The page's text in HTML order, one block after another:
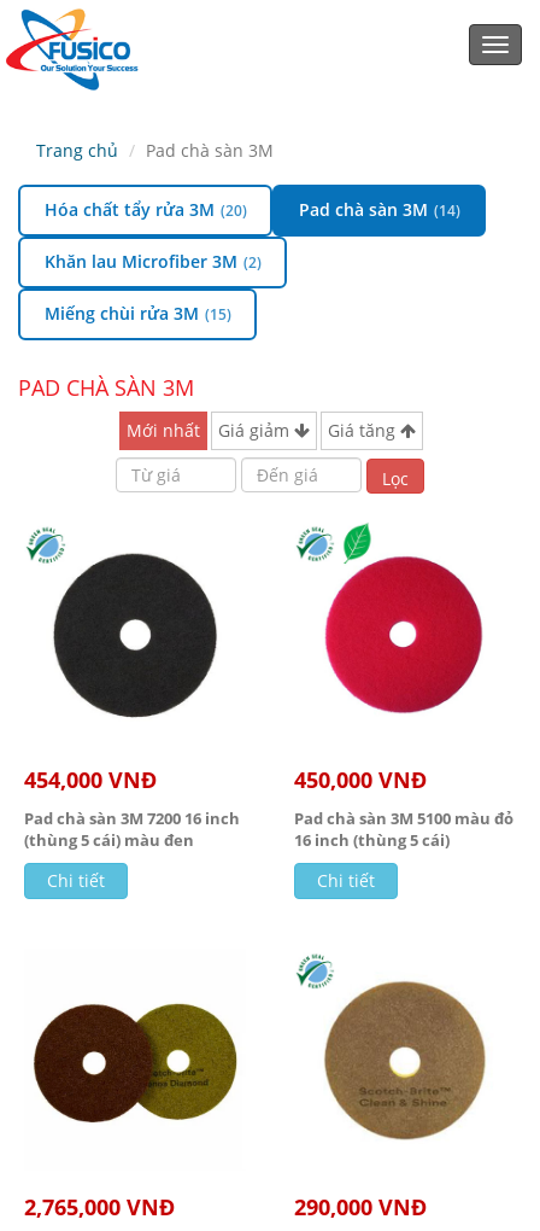
Trang chủ Pad chà sàn 3M
Hóa chất tẩy rửa 3M (20) Pad chà sàn 3M (14)
Khăn lau Microfiber 3M (2)
Miếng chùi rửa 3M (15)
PAD CHÀ SÀN 3M
Mới nhất Giá giảm Giá tăng
Lọc
454,000 VNĐ
Pad chà sàn 3M 7200 16 inch
(thùng 5 cái) màu đen
Chi tiết
450,000 VNĐ
Pad chà sàn 3M 5100 màu đỏ
16 inch (thùng 5 cái)
Chi tiết
2,765,000 VNĐ 290,000 VNĐ